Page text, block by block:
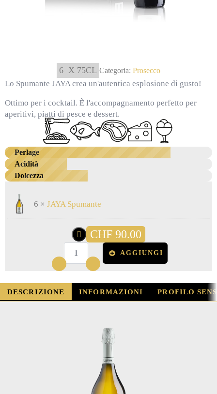
6 X 75CL Categoria: Prosecco
Lo Spumante JAYA crea un'autentica esplosione di gusto!
Ottimo per i cocktail. È l'accompagnamento perfetto per
aperitivi, piatti di pesce e dessert.
Perlage
Acidità
Dolcezza
6 × JAYA Spumante
CHF 90.00
JAYA
Spumante
AGGIUNGI
DESCRIZIONE INFORMAZIONI PROFILO